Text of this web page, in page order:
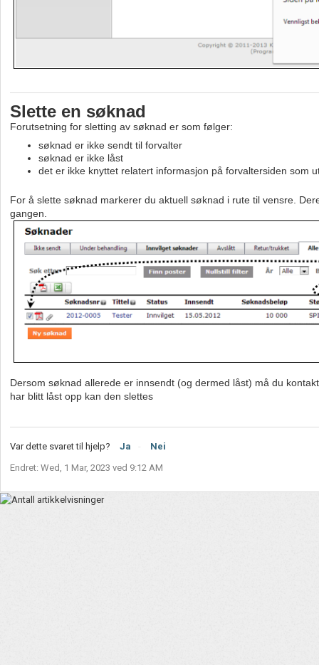
Slette en søknad
Forutsetning for sletting av søknad er som følger:
søknad er ikke sendt til forvalter
søknad er ikke låst
det er ikke knyttet relatert informasjon på forvaltersiden som
For å slette søknad markerer du aktuell søknad i rute til vensre.
gangen.
Dersom søknad allerede er innsendt (og dermed låst) må du
har blitt låst opp kan den slettes
Var dette svaret til hjelp? Ja Nei
Endret: Wed, 1 Mar, 2023 ved 9:12 AM